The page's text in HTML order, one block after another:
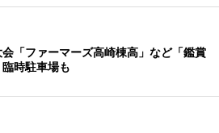
「ファーマーズ高崎棟高」など「鑑賞
時駐車場も